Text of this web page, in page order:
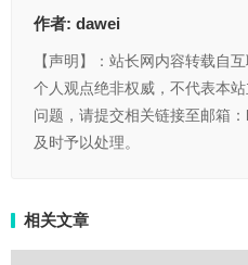
作者: dawei
【声明】：站长网内容转载自
个人观点绝非权威，不代表本
问题，请提交相关链接至邮箱
及时予以处理。
相关文章